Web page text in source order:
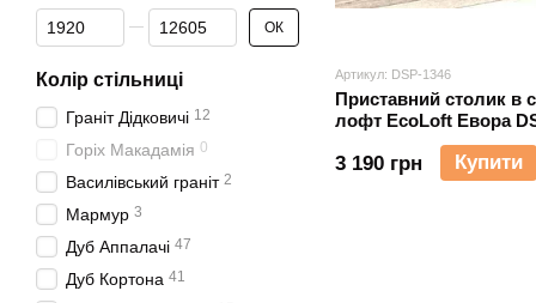
Артикул: DSP-1346
Приставний столик в
лофт EcoLoft Евора
3 190 грн Купити
Від Ціна, грн
До Ціна, грн ОК
Колір стільниці
Граніт Дідковичі 12
Горіх Макадамія 0
Василівський граніт 2
Мармур 3
Дуб Аппалачі 47
Дуб Кортона 41